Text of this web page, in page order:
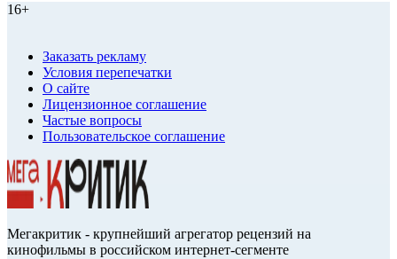
16+
Заказать рекламу
Условия перепечатки
О сайте
Лицензионное соглашение
Частые вопросы
Пользовательское соглашение
Мегакритик - крупнейший агрегатор рецензий на
кинофильмы в российском интернет-сегменте